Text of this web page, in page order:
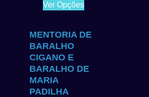
Ver Opções
MENTORIA DE
BARALHO
CIGANO E
BARALHO DE
MARIA
PADILHA